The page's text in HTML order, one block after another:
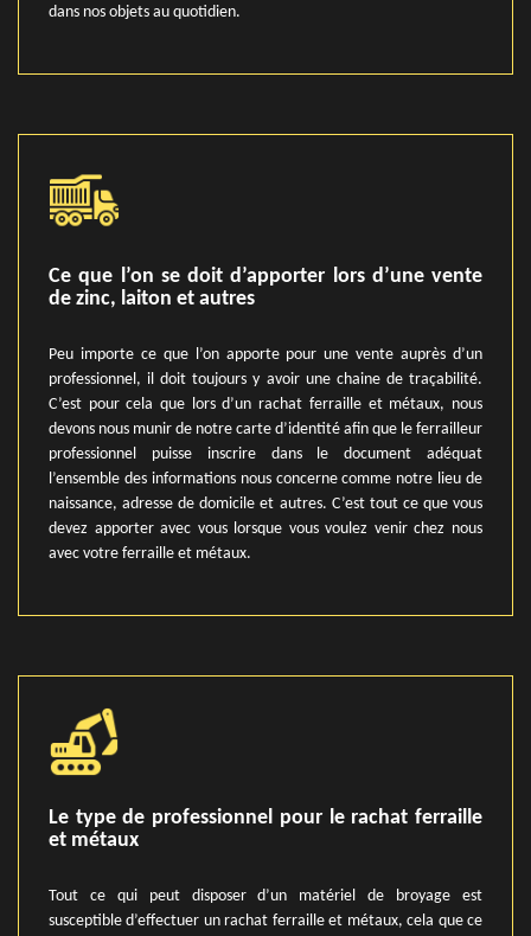
dans nos objets au quotidien.
Ce que l’on se doit d’apporter lors d’une vente
de zinc, laiton et autres
Peu importe ce que l’on apporte pour une vente auprès d’un
professionnel, il doit toujours y avoir une chaine de traçabilité.
C’est pour cela que lors d’un rachat ferraille et métaux, nous
devons nous munir de notre carte d’identité afin que le ferrailleur
professionnel puisse inscrire dans le document adéquat
l’ensemble des informations nous concerne comme notre lieu de
naissance, adresse de domicile et autres. C’est tout ce que vous
devez apporter avec vous lorsque vous voulez venir chez nous
avec votre ferraille et métaux.
Le type de professionnel pour le rachat ferraille
et métaux
Tout ce qui peut disposer d’un matériel de broyage est
susceptible d’effectuer un rachat ferraille et métaux, cela que ce